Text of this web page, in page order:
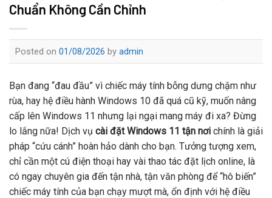
Chuẩn Không Cần Chỉnh
Posted on 01/08/2026 by admin
Bạn đang “đau đầu” vì chiếc máy tính bỗng dưng chậm như
rùa, hay hệ điều hành Windows 10 đã quá cũ kỹ, muốn nâng
cấp lên Windows 11 nhưng lại ngại mang máy đi xa? Đừng
lo lắng nữa! Dịch vụ cài đặt Windows 11 tận nơi chính là giải
pháp “cứu cánh” hoàn hảo dành cho bạn. Tưởng tượng xem,
chỉ cần một cú điện thoại hay vài thao tác đặt lịch online, là
có ngay chuyên gia đến tận nhà, tận văn phòng để “hô biến”
chiếc máy tính của bạn chạy mượt mà, ổn định với hệ điều